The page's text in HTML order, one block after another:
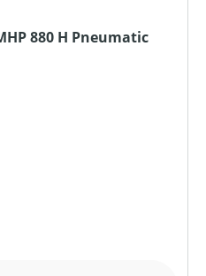
880 H Pneumatic